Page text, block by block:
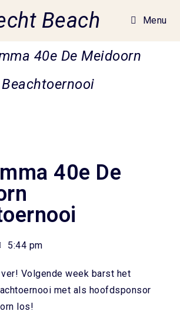
Beach Menu
40e De Meidoorn
Beachtoernooi
40e De
5:44 pm
Volgende week barst het
met als hoofdsponsor
los!